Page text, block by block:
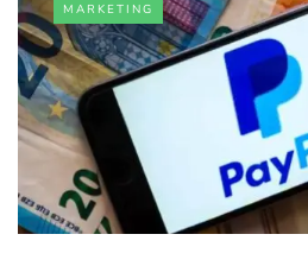
MARKETING